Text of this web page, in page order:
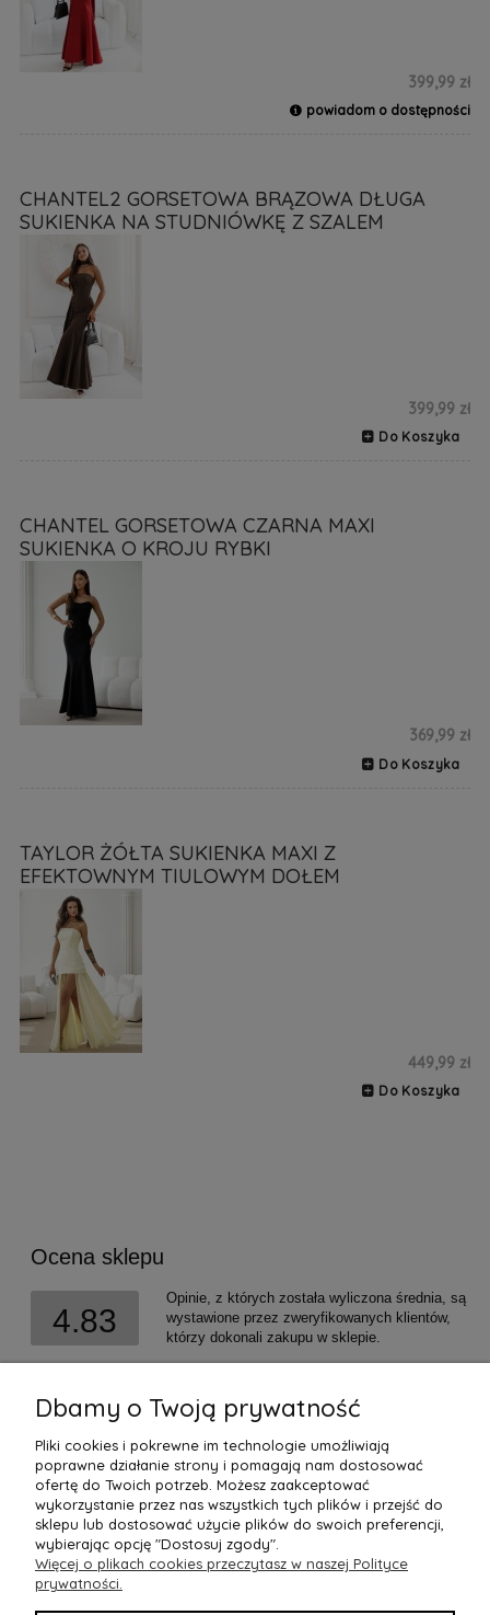
399,99 zł
powiadom o dostępności
CHANTEL2 GORSETOWA BRĄZOWA DŁUGA
SUKIENKA NA STUDNIÓWKĘ Z SZALEM
399,99 zł
Do Koszyka
CHANTEL GORSETOWA CZARNA MAXI
SUKIENKA O KROJU RYBKI
369,99 zł
Do Koszyka
TAYLOR ŻÓŁTA SUKIENKA MAXI Z
EFEKTOWNYM TIULOWYM DOŁEM
449,99 zł
Do Koszyka
Ocena sklepu
4.83
Opinie, z których została wyliczona średnia, są
wystawione przez zweryfikowanych klientów,
którzy dokonali zakupu w sklepie.
2
1
Dbamy o Twoją prywatność
Pliki cookies i pokrewne im technologie umożliwiają
poprawne działanie strony i pomagają nam dostosować
ofertę do Twoich potrzeb. Możesz zaakceptować
wykorzystanie przez nas wszystkich tych plików i przejść do
sklepu lub dostosować użycie plików do swoich preferencji,
wybierając opcję "Dostosuj zgody".
Więcej o plikach cookies przeczytasz w naszej Polityce
prywatności.